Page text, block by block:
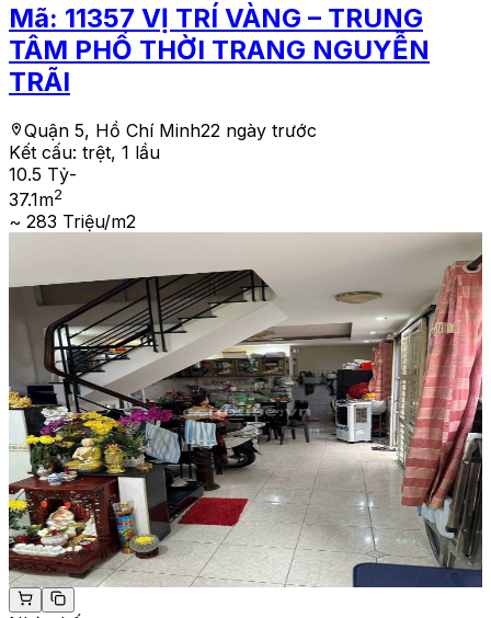
Mã: 11357 VỊ TRÍ VÀNG – TRUNG
TÂM PHỐ THỜI TRANG NGUYỄN
TRÃI
Quận 5, Hồ Chí Minh22 ngày trước
Kết cấu: trệt, 1 lầu
10.5 Tỷ-
37.1m2
~ 283 Triệu/m2